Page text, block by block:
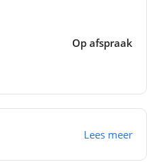
Op afspraak
Lees meer